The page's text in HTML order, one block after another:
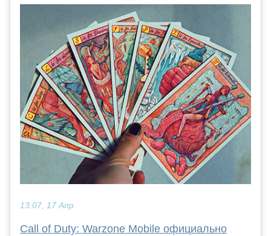
13:07, 17 Апр
Call of Duty: Warzone Mobile официально